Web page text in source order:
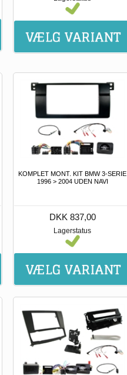
KOMPLET MONT. KIT BMW 3-SERIE
1996 > 2004 UDEN NAVI
DKK 837,00
Lagerstatus